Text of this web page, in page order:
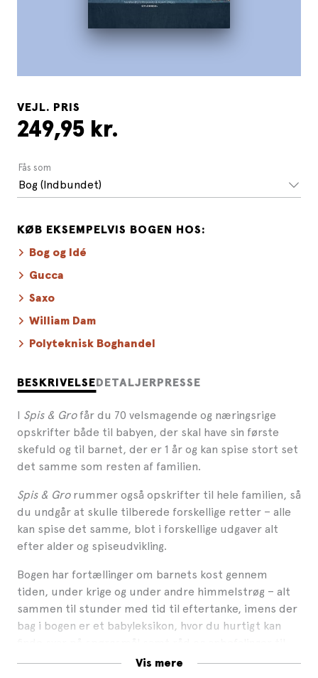
BESKRIVELSE DETALJER PRESSE
I Spis & Gro får du 70 velsmagende og næringsrige
opskrifter både til babyen, der skal have sin første
skefuld og til barnet, der er 1 år og kan spise stort set
det samme som resten af familien.
Spis & Grorummer også opskrifter til hele familien, så
du undgår at skulle tilberede forskellige retter – alle
kan spise det samme, blot i forskellige udgaver alt
efter alder og spiseudvikling.
Bogen har fortællinger om barnets kost gennem
tiden, under krige og under andre himmelstrøg – alt
sammen til stunder med tid til eftertanke, imens der
bag i bogen er et babyleksikon, hvor du hurtigt kan
barnets kost.
Vis mere
VEJL. PRIS
249,95 kr.
Fås som
Bog (Indbundet)
KØB EKSEMPELVIS BOGEN HOS:
Bog og Idé
Gucca
Saxo
William Dam
Polyteknisk Boghandel